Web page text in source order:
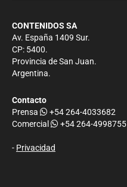
CONTENIDOS SA
Av. España 1409 Sur.
CP: 5400.
Provincia de San Juan.
Argentina.
Contacto
Prensa
+54 264-4033682
Comercial
+54 264-4998755
- Privacidad